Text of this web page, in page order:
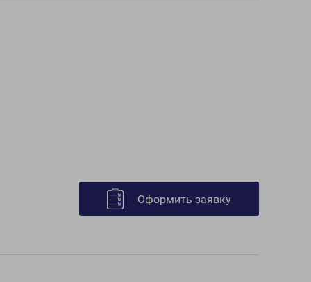
Оформить заявку